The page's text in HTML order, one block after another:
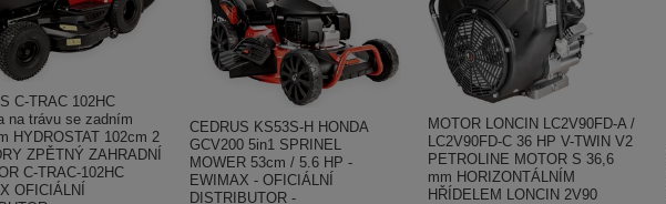
C-TRAC 102HC
na trávu se zadním
HYDROSTAT 102cm 2
ZPĚTNÝ ZAHRADNÍ
C-TRAC-102HC
OFICIÁLNÍ
CEDRUS KS53S-H HONDA
GCV200 5in1 SPRINEL
MOWER 53cm / 5.6 HP -
EWIMAX - OFICIÁLNÍ
DISTRIBUTOR -
MOTOR LONCIN LC2V90FD-A /
LC2V90FD-C 36 HP V-TWIN V2
PETROLINE MOTOR S 36,6
mm HORIZONTÁLNÍM
HŘÍDELEM LONCIN 2V90